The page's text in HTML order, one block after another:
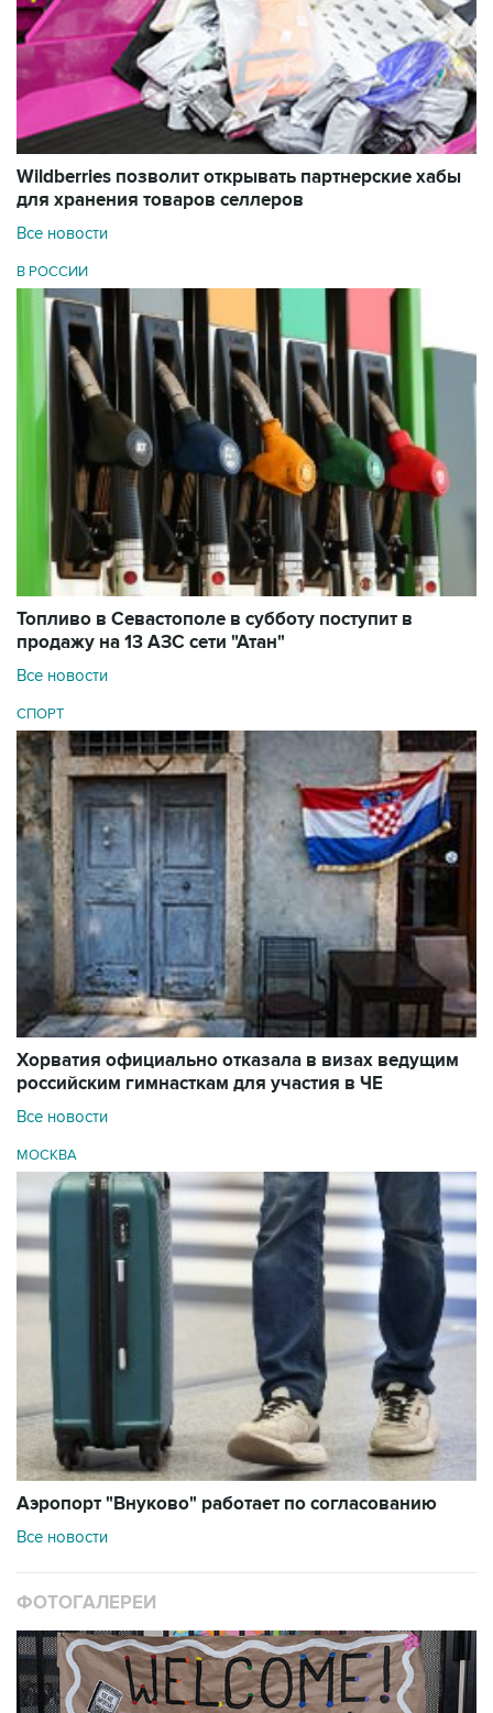
Wildberries позволит открывать партнерские хабы
для хранения товаров селлеров
Все новости
В РОССИИ
Топливо в Севастополе в субботу поступит в
продажу на 13 АЗС сети "Атан"
Все новости
СПОРТ
Хорватия официально отказала в визах ведущим
российским гимнасткам для участия в ЧЕ
Все новости
МОСКВА
Аэропорт "Внуково" работает по согласованию
Все новости
ФОТОГАЛЕРЕИ